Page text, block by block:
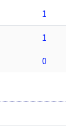
1
1
0